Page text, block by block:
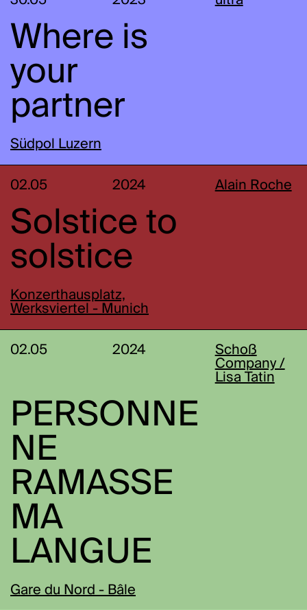
Where is
your
partner
Südpol Luzern
02.05 2024 Alain Roche
Solstice to
solstice
Konzerthausplatz,
Werksviertel - Munich
02.05 2024
Schoß
Company /
Lisa Tatin
PERSONNE
NE
RAMASSE
MA
LANGUE
Gare du Nord - Bâle